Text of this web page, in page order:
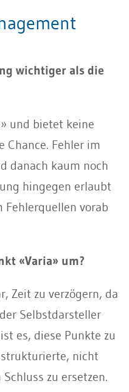
wichtiger als die
und bietet keine
Chance. Fehler im
danach kaum noch
hingegen erlaubt
vorab
«Varia» um?
Zeit zu verzögern, da
Selbstdarsteller
es, diese Punkte zu
nicht
zu ersetzen.